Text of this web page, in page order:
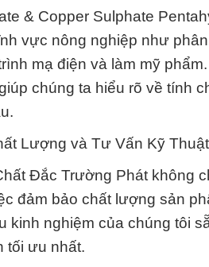
& Copper Sulphate
vực nông nghiệp như
mạ điện và làm mỹ
chúng ta hiểu rõ về tính
Lượng và Tư Vấn Kỹ
Đắc Trường Phát không
đảm bảo chất lượng sản
kinh nghiệm của chúng tôi
tối ưu nhất.